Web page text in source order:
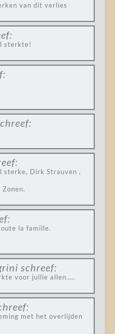
van dit verlies
sterkte!
sterke, Dirk Strauven ,
la famille.
schreef:
voor jullie allen…..
met het overlijden